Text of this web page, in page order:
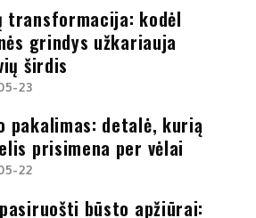
transformacija: kodėl
grindys užkariauja
širdis
23
pakalimas: detalė, kurią
prisimena per vėlai
22
būsto apžiūrai: